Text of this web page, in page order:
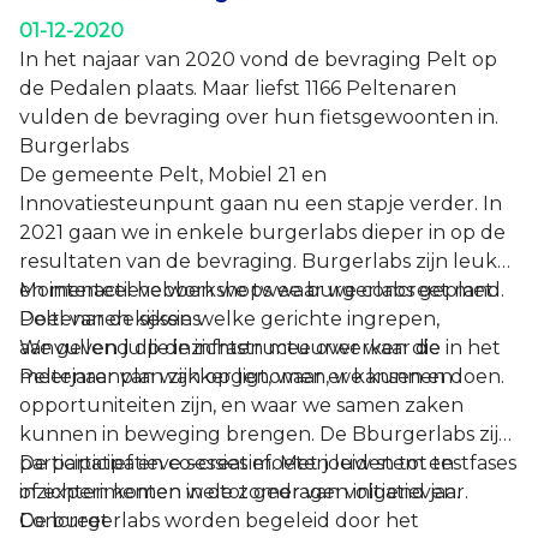
01-12-2020
In het najaar van 2020 vond de bevraging Pelt op
de Pedalen plaats. Maar liefst 1166 Peltenaren
vulden de bevraging over hun fietsgewoonten in.
Burgerlabs
De gemeente Pelt, Mobiel 21 en
Innovatiesteunpunt gaan nu een stapje verder. In
2021 gaan we in enkele burgerlabs dieper in op de
resultaten van de bevraging. Burgerlabs zijn leuke
en interactieve workshops waar we concreet met
Peltenaren kijken welke gerichte ingrepen,
aanvullend op de infrastructuurwerken die in het
meerjarenplan zijn opgenomen, we kunnen doen.
Momenteel hebben we twee burgerlabs gepland.
Doel van de sessies
We geven jullie inzichten mee over waar de
Peltenaar van wakker ligt, waar er kansen en
opportuniteiten zijn, en waar we samen zaken
kunnen in beweging brengen. De Bburgerlabs zijn
participatief en co-creatief. Met jouw stem en
inzichten komen we tot gedragen initiatieven.
De burgerlabs worden begeleid door het
De participatieve sessies moeten leiden tot testfases
of experimenten in de zomer van volgend jaar.
Concreet